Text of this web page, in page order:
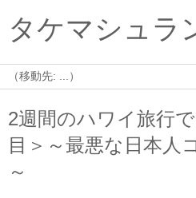
タケマシュラ
2週間のハワイ旅行
目＞～最悪な日本人
～